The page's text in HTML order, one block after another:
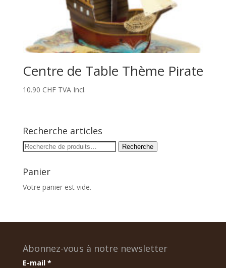
Centre de Table Thème Pirate
10.90 CHF TVA Incl.
Recherche articles
Recherche
Recherche
Panier
Votre panier est vide.
Abonnez-vous à notre newsletter
E-mail *